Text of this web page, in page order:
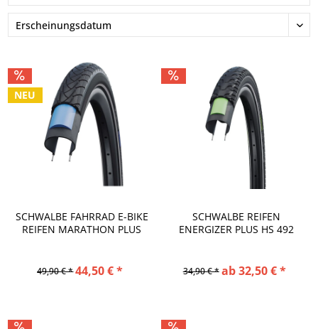
NEU
SCHWALBE FAHRRAD E-BIKE
REIFEN MARATHON PLUS
49,90 € *44,50 € *
SCHWALBE REIFEN
ENERGIZER PLUS HS 492
34,90 € *ab 32,50 € *